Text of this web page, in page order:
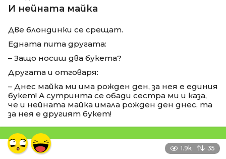
И нейната майка
Две блондинки се срещат.
Едната пита другата:
– Защо носиш два букета?
Другата и отговаря:
– Днес майка ми има рожден ден, за нея е единия
букет! А сутринта се обади сестра ми и каза,
че и нейната майка имала рожден ден днес, та
за нея е другият букет!
1.9k 35